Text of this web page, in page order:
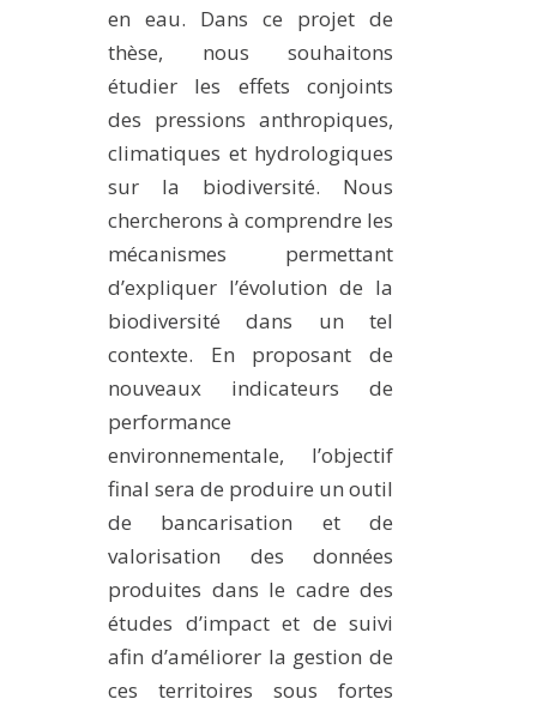
en eau. Dans ce projet de
thèse, nous souhaitons
étudier les effets conjoints
des pressions anthropiques,
climatiques et hydrologiques
sur la biodiversité. Nous
chercherons à comprendre les
mécanismes permettant
d’expliquer l’évolution de la
biodiversité dans un tel
contexte. En proposant de
nouveaux indicateurs de
performance
environnementale, l’objectif
final sera de produire un outil
de bancarisation et de
valorisation des données
produites dans le cadre des
études d’impact et de suivi
afin d’améliorer la gestion de
ces territoires sous fortes